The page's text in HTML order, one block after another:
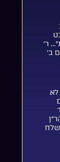
ר’
ב’
לא
בשלח